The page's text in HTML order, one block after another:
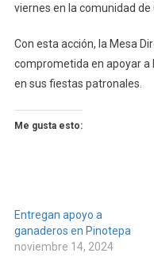
viernes en la comunidad de
Con esta acción, la Mesa
comprometida en apoyar a
en sus fiestas patronales.
Me gusta esto:
Entregan apoyo a
ganaderos en Pinotepa
noviembre 14, 2024